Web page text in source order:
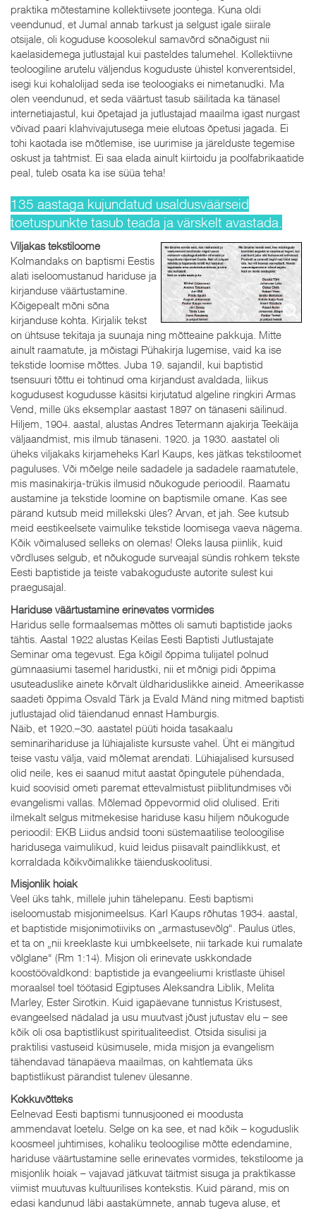
praktika mõtestamine kollektiivsete joontega. Kuna oldi
veendunud, et Jumal annab tarkust ja selgust igale siirale
otsijale, oli koguduse koosolekul samavõrd sõnaõigust nii
kaelasidemega jutlustajal kui pasteldes talumehel. Kollektiivne
teoloogiline arutelu väljendus koguduste ühistel konverentsidel,
isegi kui kohalolijad seda ise teoloogiaks ei nimetanudki. Ma
olen veendunud, et seda väärtust tasub säilitada ka tänasel
internetiajastul, kui õpetajad ja jutlustajad maailma igast nurgast
võivad paari klahvivajutusega meie elutoas õpetusi jagada. Ei
tohi kaotada ise mõtlemise, ise uurimise ja järelduste tegemise
oskust ja tahtmist. Ei saa elada ainult kiirtoidu ja poolfabrikaatide
peal, tuleb osata ka ise süüa teha!
135 aastaga kujundatud usaldusväärseid
toetuspunkte tasub teada ja värskelt avastada.
Viljakas tekstiloome
Kolmandaks on baptismi Eestis
alati iseloomustanud hariduse ja
kirjanduse väärtustamine.
Kõigepealt mõni sõna
kirjanduse kohta. Kirjalik tekst
on ühtsuse tekitaja ja suunaja ning mõtteaine pakkuja. Mitte
ainult raamatute, ja mõistagi Pühakirja lugemise, vaid ka ise
tekstide loomise mõttes. Juba 19. sajandil, kui baptistid
tsensuuri tõttu ei tohtinud oma kirjandust avaldada, liikus
kogudusest kogudusse käsitsi kirjutatud algeline ringkiri Armas
Vend, mille üks eksemplar aastast 1897 on tänaseni säilinud.
Hiljem, 1904. aastal, alustas Andres Tetermann ajakirja Teekäija
väljaandmist, mis ilmub tänaseni. 1920. ja 1930. aastatel oli
üheks viljakaks kirjameheks Karl Kaups, kes jätkas tekstiloomet
paguluses. Või mõelge neile sadadele ja sadadele raamatutele,
mis masinakirja-trükis ilmusid nõukogude perioodil. Raamatu
austamine ja tekstide loomine on baptismile omane. Kas see
pärand kutsub meid millekski üles? Arvan, et jah. See kutsub
meid eestikeelsete vaimulike tekstide loomisega vaeva nägema.
Kõik võimalused selleks on olemas! Oleks lausa piinlik, kuid
võrdluses selgub, et nõukogude surveajal sündis rohkem tekste
Eesti baptistide ja teiste vabakoguduste autorite sulest kui
praegusajal.
Hariduse väärtustamine erinevates vormides
Haridus selle formaalsemas mõttes oli samuti baptistide jaoks
tähtis. Aastal 1922 alustas Keilas Eesti Baptisti Jutlustajate
Seminar oma tegevust. Ega kõigil õppima tulijatel polnud
gümnaasiumi tasemel haridustki, nii et mõnigi pidi õppima
usuteaduslike ainete kõrvalt üldhariduslikke aineid. Ameerikasse
saadeti õppima Osvald Tärk ja Evald Mänd ning mitmed baptisti
jutlustajad olid täiendanud ennast Hamburgis.
Näib, et 1920.–30. aastatel püüti hoida tasakaalu
seminarihariduse ja lühiajaliste kursuste vahel. Üht ei mängitud
teise vastu välja, vaid mõlemat arendati. Lühiajalised kursused
olid neile, kes ei saanud mitut aastat õpingutele pühendada,
kuid soovisid ometi paremat ettevalmistust piiblitundmises või
evangelismi vallas. Mõlemad õppevormid olid olulised. Eriti
ilmekalt selgus mitmekesise hariduse kasu hiljem nõukogude
perioodil: EKB Liidus andsid tooni süstemaatilise teoloogilise
haridusega vaimulikud, kuid leidus piisavalt paindlikkust, et
korraldada kõikvõimalikke täienduskoolitusi.
Misjonlik hoiak
Veel üks tahk, millele juhin tähelepanu. Eesti baptismi
iseloomustab misjonimeelsus. Karl Kaups rõhutas 1934. aastal,
et baptistide misjonimotiiviks on „armastusevõlg“. Paulus ütles,
et ta on „nii kreeklaste kui umbkeelsete, nii tarkade kui rumalate
võlglane“ (Rm 1:14). Misjon oli erinevate uskkondade
koostöövaldkond: baptistide ja evangeeliumi kristlaste ühisel
moraalsel toel töötasid Egiptuses Aleksandra Liblik, Melita
Marley, Ester Sirotkin. Kuid igapäevane tunnistus Kristusest,
evangeelsed nädalad ja usu muutvast jõust jutustav elu – see
kõik oli osa baptistlikust spiritualiteedist. Otsida sisulisi ja
praktilisi vastuseid küsimusele, mida misjon ja evangelism
tähendavad tänapäeva maailmas, on kahtlemata üks
baptistlikust pärandist tulenev ülesanne.
Kokkuvõtteks
Eelnevad Eesti baptismi tunnusjooned ei moodusta
ammendavat loetelu. Selge on ka see, et nad kõik – koguduslik
koosmeel juhtimises, kohaliku teoloogilise mõtte edendamine,
hariduse väärtustamine selle erinevates vormides, tekstiloome ja
misjonlik hoiak – vajavad jätkuvat täitmist sisuga ja praktikasse
viimist muutuvas kultuurilises kontekstis. Kuid pärand, mis on
edasi kandunud läbi aastakümnete, annab tugeva aluse, et